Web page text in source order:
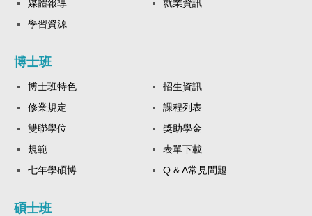
媒體報導
就業資訊
學習資源
博士班
博士班特色
招生資訊
修業規定
課程列表
雙聯學位
獎助學金
規範
表單下載
七年學碩博
Q & A常見問題
碩士班